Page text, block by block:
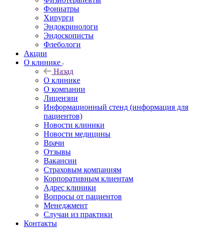
Фониатры
Хирурги
Эндокринологи
Эндоскописты
Флебологи
Акции
О клинике
Назад
О клинике
О компании
Лицензии
Информационный стенд (информация для
пациентов)
Новости клиники
Новости медицины
Врачи
Отзывы
Вакансии
Страховым компаниям
Корпоративным клиентам
Адрес клиники
Вопросы от пациентов
Менеджмент
Случаи из практики
Контакты